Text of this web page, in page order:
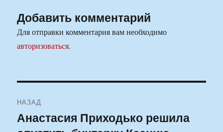
Добавить комментарий
Для отправки комментария вам необходимо
авторизоваться.
по
НАЗАД
Предыдущая
Анастасия Приходько решила